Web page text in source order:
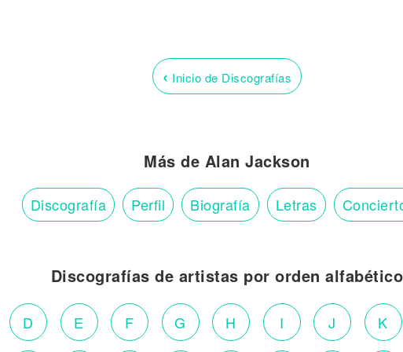
‹ Inicio de Discografías
Más de Alan Jackson
Discografía Perfil Biografía Letras
Discografías de artistas por orden alfabético
D E F G H I J K